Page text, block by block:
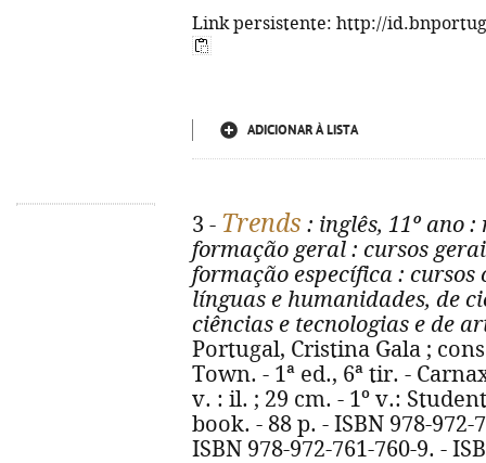
Link persistente: http://
ADICIONAR À LISTA
3 - Trends : inglês, 11º ano :
formação geral : cursos
formação específica : cursos
línguas e humanidades, de
ciências e tecnologias e de
Portugal, Cristina Gala ;
Town. - 1ª ed., 6ª tir. -
v. : il. ; 29 cm. - 1º v.:
book. - 88 p. - ISBN 978-
ISBN 978-972-761-760-9. -